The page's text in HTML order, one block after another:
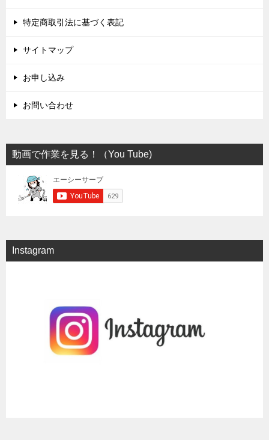
特定商取引法に基づく表記
サイトマップ
お申し込み
お問い合わせ
動画で作業を見る！（You Tube)
Instagram